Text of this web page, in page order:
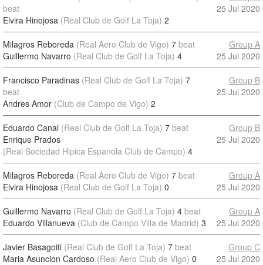
beat
Elvira Hinojosa (Real Club de Golf La Toja) 2
25 Jul 2020
Milagros Reboreda (Real Aero Club de Vigo) 7 beat
Guillermo Navarro (Real Club de Golf La Toja) 4
Group A
25 Jul 2020
Francisco Paradinas (Real Club de Golf La Toja) 7
beat
Andres Amor (Club de Campo de Vigo) 2
Group B
25 Jul 2020
Eduardo Canal (Real Club de Golf La Toja) 7 beat
Enrique Prados
(Real Sociedad Hipica Espanola Club de Campo) 4
Group B
25 Jul 2020
Milagros Reboreda (Real Aero Club de Vigo) 7 beat
Elvira Hinojosa (Real Club de Golf La Toja) 0
Group A
25 Jul 2020
Guillermo Navarro (Real Club de Golf La Toja) 4 beat
Eduardo Villanueva (Club de Campo Villa de Madrid) 3
Group A
25 Jul 2020
Javier Basagoiti (Real Club de Golf La Toja) 7 beat
Maria Asuncion Cardoso (Real Aero Club de Vigo) 0
Group C
25 Jul 2020